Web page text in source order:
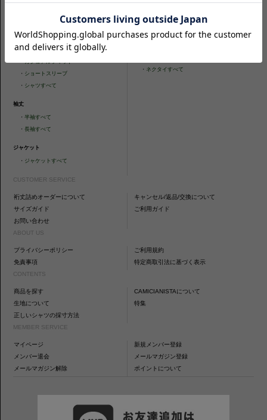
・タイトフィット
・レギュラーフィット
・ ショートスリーブ
・ シャツすべて
袖丈
・半袖すべて
・長袖すべて
ジャケット
・ ジャケットすべて
タイトフィット
・ニットシャツすべて
・ ネクタイすべて
CUSTOMER SERVICE
裄丈詰めオーダーについて
キャンセル/返品/交換について
サイズガイド
ご利用ガイド
お問い合わせ
ABOUT US
プライバシーポリシー
ご利用規約
免責事項
特定商取引法に基づく表示
CONTENTS
商品を探す
CAMICIANISTAについて
生地について
特集
正しいシャツの採寸方法
MEMBER SERVICE
マイページ
新規メンバー登録
メンバー退会
メールマガジン登録
メールマガジン解除
ポイントについて